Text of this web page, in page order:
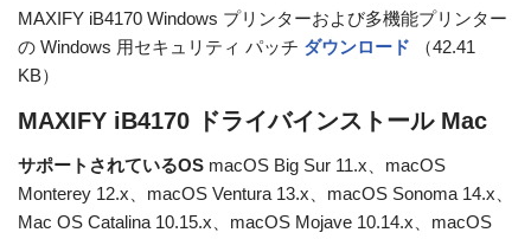
MAXIFY iB4170 Windows プリンターおよび多機能プリンター
の Windows 用セキュリティ パッチ ダウンロード
（42.41
KB）
MAXIFY iB4170 ドライバインストール Mac
サポートされているOS macOS Big Sur 11.x、macOS
Monterey 12.x、macOS Ventura 13.x、macOS Sonoma 14.x、
Mac OS Catalina 10.15.x、macOS Mojave 10.14.x、macOS